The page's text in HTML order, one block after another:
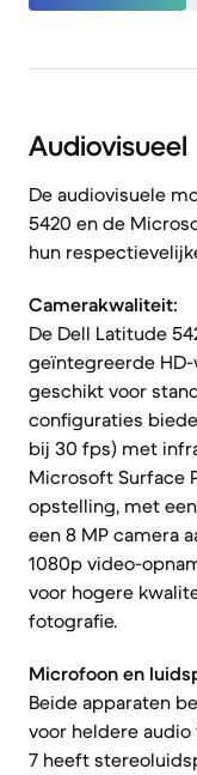
Audiovisueel
De audiovisuele
5420 en de
hun
Camerakwaliteit:
De Dell Latitude
geïntegreerde
geschikt voor
configuraties
bij 30 fps) met
Microsoft Surface
opstelling, met
een 8 MP camera
1080p video-
voor hogere
fotografie.
Microfoon en
Beide apparaten
voor heldere
7 heeft